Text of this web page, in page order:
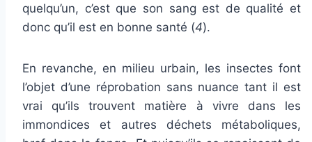
quelqu’un, c’est que son sang est de qualité et
donc qu’il est en bonne santé (4).
En revanche, en milieu urbain, les insectes font
l’objet d’une réprobation sans nuance tant il est
vrai qu’ils trouvent matière à vivre dans les
immondices et autres déchets métaboliques,